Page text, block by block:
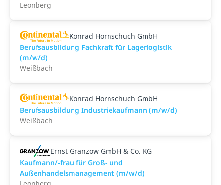
Leonberg
Konrad Hornschuch GmbH
Berufsausbildung Fachkraft für Lagerlogistik
(m/w/d)
Weißbach
Konrad Hornschuch GmbH
Berufsausbildung Industriekaufmann (m/w/d)
Weißbach
Ernst Granzow GmbH & Co. KG
Kaufmann/-frau für Groß- und
Außenhandelsmanagement (m/w/d)